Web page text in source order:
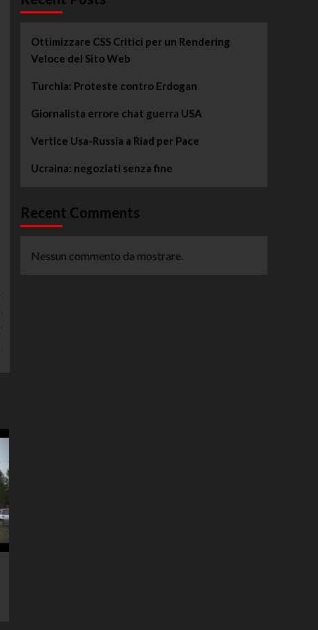
Ottimizzare CSS Critici per un Rendering
Veloce del Sito Web
Turchia: Proteste contro Erdogan
Giornalista errore chat guerra USA
Vertice Usa-Russia a Riad per Pace
Ucraina: negoziati senza fine
Recent Comments
Nessun commento da mostrare.